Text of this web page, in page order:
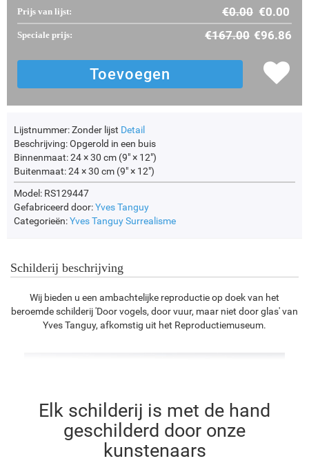
Prijs van lijst: €0.00 €0.00
Speciale prijs: €167.00 €96.86
Lijstnummer:Zonder lijst Detail
Beschrijving:Opgerold in een buis
Binnenmaat:24 × 30 cm (9" × 12")
Buitenmaat:24 × 30 cm (9" × 12")
Model: RS129447
Gefabriceerd door:Yves Tanguy
Categorieën:Yves TanguySurrealisme
Schilderij beschrijving
Wij bieden u een ambachtelijke reproductie op doek van het
beroemde schilderij 'Door vogels, door vuur, maar niet door glas' van
Yves Tanguy, afkomstig uit het Reproductiemuseum.
Elk schilderij is met de hand
geschilderd door onze
kunstenaars